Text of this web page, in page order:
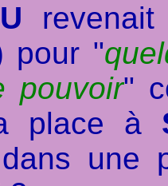
pour "
pouvoir"
place à
une